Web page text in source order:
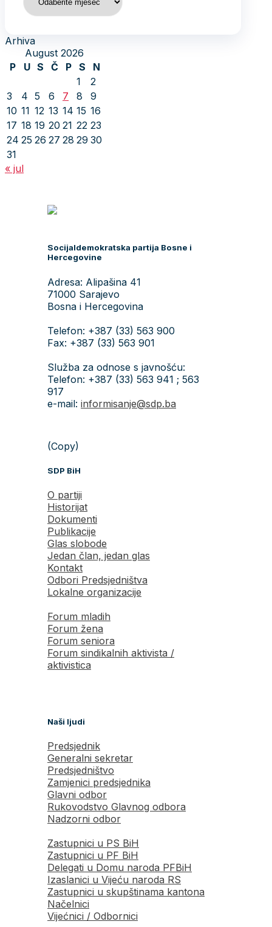
Arhiva
August 2026
P
U S Č P S
N
1
2
3
4 5 6 7 8
9
10 11 12 13 14 15 16
17 18 19 20 21 22 23
24 25 26 27 28 29 30
31
« jul
Socijaldemokratska partija Bosne i
Hercegovine
Adresa: Alipašina 41
71000 Sarajevo
Bosna i Hercegovina
Telefon: +387 (33) 563 900
Fax: +387 (33) 563 901
Služba za odnose s javnošću:
Telefon: +387 (33) 563 941 ; 563
917
e-mail: informisanje@sdp.ba
(Copy)
SDP BiH
O partiji
Historijat
Dokumenti
Publikacije
Glas slobode
Jedan član, jedan glas
Kontakt
Odbori Predsjedništva
Lokalne organizacije
Forum mladih
Forum žena
Forum seniora
Forum sindikalnih aktivista /
aktivistica
Naši ljudi
Predsjednik
Generalni sekretar
Predsjedništvo
Zamjenici predsjednika
Glavni odbor
Rukovodstvo Glavnog odbora
Nadzorni odbor
Zastupnici u PS BiH
Zastupnici u PF BiH
Delegati u Domu naroda PFBiH
Izaslanici u Vijeću naroda RS
Zastupnici u skupštinama kantona
Načelnici
Vijećnici / Odbornici